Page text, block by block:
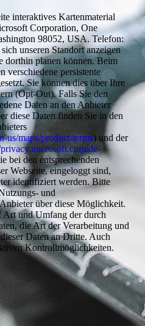
interaktives Kartenmaterial
Corporation, One
98052, USA. Telefon:
unseren Standort anzeigen
dorthin planen können. Beim
verschiedene persistente
Sie können dies über Ihre
(Opt-Out). Falls Sie den
Daten an den Anbieter
diese Daten finden Sie in den
us/maps/product/terms) und der
de-
bei den entsprechenden
Webseite, eingeloggt sind,
identifiziert werden. Bitte
und
über diese Möglichkeit.
Art und Umfang der durch
die Art der Verarbeitung und
Daten an Dritte. Auch
Kontrollmöglichkeiten.